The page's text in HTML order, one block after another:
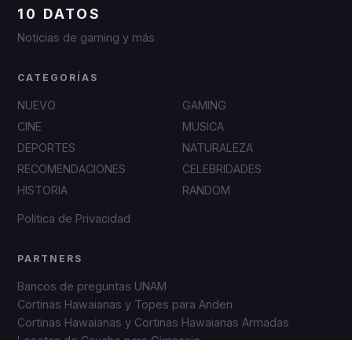
10 DATOS
Noticias de gaming y más
CATEGORÍAS
NUEVO
GAMING
CINE
MUSICA
DEPORTES
NATURALEZA
RECOMENDACIONES
CELEBRIDADES
HISTORIA
RANDOM
Política de Privacidad
PARTNERS
Bancos de preguntas UNAM
Cortinas Hawaianas y Topes para Anden
Cortinas Hawaianas y Cortinas Hawaianas Armadas